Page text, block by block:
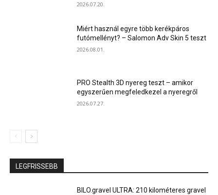
2026.07.20.
Miért használ egyre több kerékpáros
futómellényt? – Salomon Adv Skin 5 teszt
2026.08.01.
PRO Stealth 3D nyereg teszt – amikor
egyszerűen megfeledkezel a nyeregről
2026.07.27.
LEGFRISSEBB
BILO.gravel ULTRA: 210 kilométeres gravel